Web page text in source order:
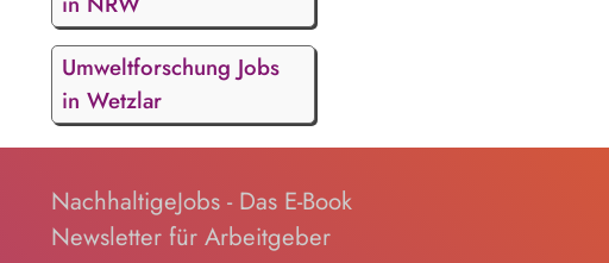
Umweltforschung Jobs
in Wetzlar
NachhaltigeJobs - Das E-Book
Newsletter für Arbeitgeber